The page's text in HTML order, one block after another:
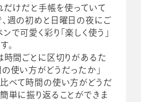
だけだと手帳を使っていて
週の初めと日曜日の夜にご
で可愛く彩り「楽しく使う」
。
時間ごとに区切りがあるた
使い方がどうだったか」
比べて時間の使い方がどうだ
単に振り返ることができま